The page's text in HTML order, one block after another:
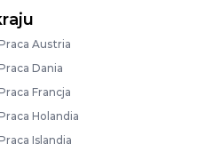
Austria
Dania
Francja
Holandia
Islandia